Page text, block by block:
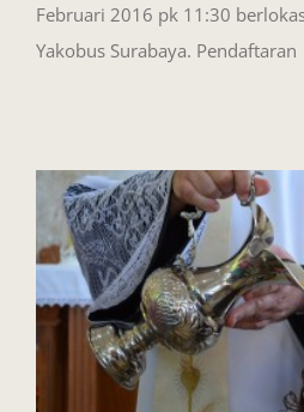
Februari 2016 pk 11:30
Yakobus Surabaya. Pendaftaran